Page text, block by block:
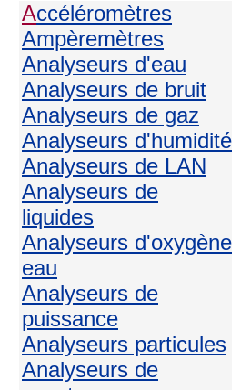
Accéléromètres
Ampèremètres
Analyseurs d'eau
Analyseurs de bruit
Analyseurs de gaz
Analyseurs d'humidité
Analyseurs de LAN
Analyseurs de
liquides
Analyseurs d'oxygène
eau
Analyseurs de
puissance
Analyseurs particules
Analyseurs de